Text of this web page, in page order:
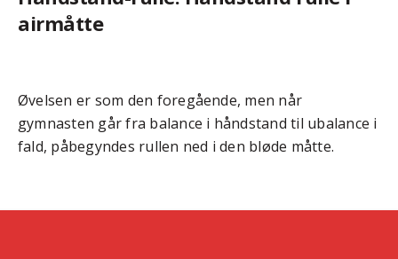
airmåtte
Øvelsen er som den foregående, men når
gymnasten går fra balance i håndstand til ubalance i
fald, påbegyndes rullen ned i den bløde måtte.